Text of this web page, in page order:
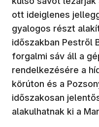
ott ideiglenes
gyalogos részt
időszakban Pestről
forgalmi sáv áll a
rendelkezésére a
körúton és a
időszakosan
alakulhatnak ki a